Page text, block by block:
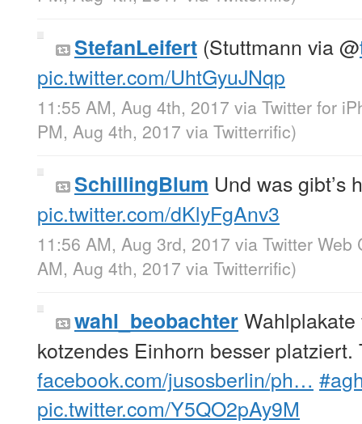
StefanLeifert (Stuttmann via@
pic.twitter.com/UhtGyuJNqp
11:55 AM, Aug 4th, 2017 via Twitter for
PM, Aug 4th, 2017 via Twitterrific)
SchillingBlum Und was gibt’s
pic.twitter.com/dKlyFgAnv3
11:56 AM, Aug 3rd, 2017 via Twitter Web
AM, Aug 4th, 2017 via Twitterrific)
wahl_beobachter
kotzendes Einhorn besser
facebook.com/jusosberlin/ph…
pic.twitter.com/Y5QO2pAy9M